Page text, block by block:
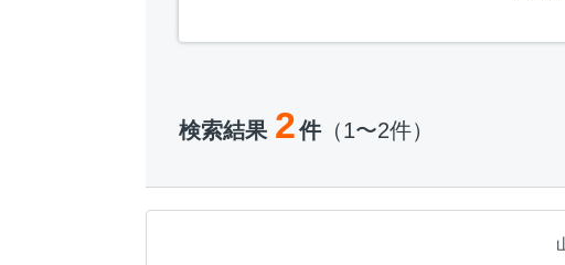
検索結果 2件（1〜2件）